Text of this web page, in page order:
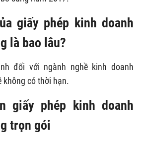
giấy phép kinh doanh
là bao lâu?
đối với ngành nghề kinh doanh
không có thời hạn.
giấy phép kinh doanh
trọn gói